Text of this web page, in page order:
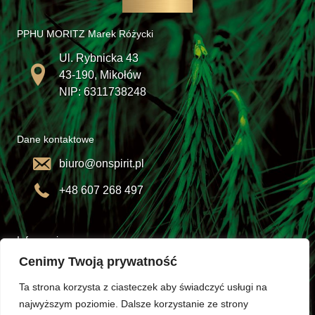
Cenimy Twoją prywatność
Ta strona korzysta z ciasteczek aby świadczyć usługi na
najwyższym poziomie. Dalsze korzystanie ze strony
PPHU MORITZ Marek Różycki
Ul. Rybnicka 43
43-190, Mikołów
NIP: 6311738248
Dane kontaktowe
biuro@onspirit.pl
+48 607 268 497
Informacje
Opakowania
Regulamin